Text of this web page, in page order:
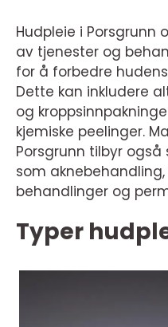
Hudpleie i
av tjenester og
for å forbedre
Dette kan inkludere
og
kjemiske peelinger.
Porsgrunn tilbyr
som
behandlinger og
Typer